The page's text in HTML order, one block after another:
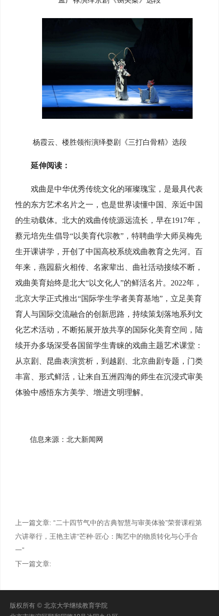
杨霞云、楼胜领衔演绎婺剧《三打白骨精》选段
延伸阅读：
戏曲是中华优秀传统文化的璀璨瑰宝，是最具代表
性的东方艺术名片之一，也是世界读懂中国、亲近中国
的生动载体。北大的戏曲传统源远流长，早在1917年，
蔡元培先生倡导“以美育代宗教”，特聘曲学大师吴梅先
生开课讲学，开创了中国高校系统戏曲教育之先河。百
年来，燕园薪火相传、名家辈出、曲社活动接续不断，
戏曲美育始终是北大“以文化人”的鲜活名片。2022年，
北京大学正式推出“国际学生学者美育基地”，立足美育
育人与国际交流融合的创新思路，持续策划落地系列文
化艺术活动，不断拓展开放共享的国际化美育空间，陆
续开办多场深受各国留学生青睐的戏曲主题艺术课堂：
从京剧、昆曲表演赏析，到越剧、北京曲剧专题，门类
丰富、形式鲜活，让来自五洲四海的师生在沉浸式审美
体验中感悟东方美学、增进文明理解。
信息来源：北大新闻网
上一篇文章: “二十四节气中的古典智慧与审美体验”荣誉课程第
六讲举行，王艳主讲“芒种·匠心：陶艺中的物质转化与心手合
一”
下一篇文章:
版权所有 © 北京大学继续教育学院